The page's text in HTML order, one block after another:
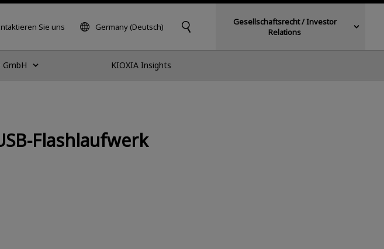
Sie uns Germany (Deutsch)
Gesellschaftsrecht / Investor
Relations
GmbH KIOXIA Insights
Flashlaufwerk